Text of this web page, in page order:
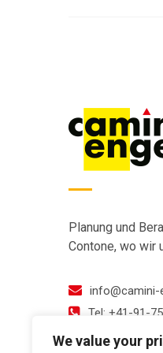
We value your
Planung und
Contone, wo wir
info@camini-
Tel: +41-91-